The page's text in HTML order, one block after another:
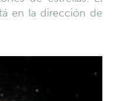
en la dirección de